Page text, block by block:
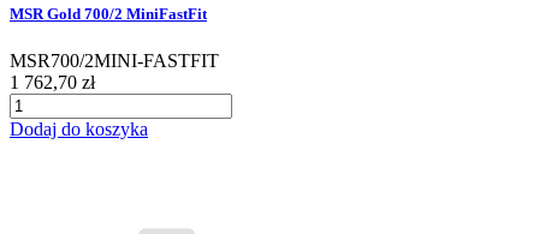
MSR Gold 700/2 MiniFastFit
MSR700/2MINI-FASTFIT
1 762,70 zł
Dodaj do koszyka